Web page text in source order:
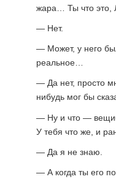
жара… Ты что это,
— Нет.
— Может, у него
реальное…
— Да нет, просто
нибудь мог бы
— Ну и что —
У тебя что же, и
— Да я не знаю.
— А когда ты его